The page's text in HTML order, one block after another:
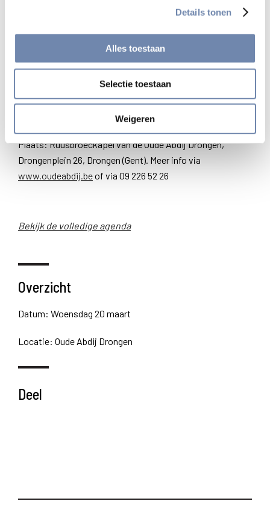
Details tonen
Alles toestaan
Selectie toestaan
Weigeren
nabespreking) gericht op de derde graad secundair. De
chauffeur. De jongeren die hoger risicogedrag vertonen én
in de groep verkeersslachtoffers te hoog scoren, als
kwetsbare voetganger, fietser, bromfietser, automobilist
De voorstelling start om 20 uur. Kaartenverkoop via
Plaats: Ruusbroeckapel van de Oude Abdij Drongen,
Drongenplein 26, Drongen (Gent). Meer info via
www.oudeabdij.beof via 09 226 52 26
Bekijk de volledige agenda
Overzicht
Datum: Woensdag 20 maart
Locatie: Oude Abdij Drongen
Deel